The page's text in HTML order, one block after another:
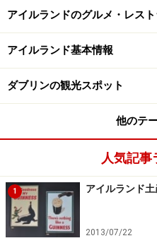
単。その際は「How much
先）？」と聞くと、親切に
料金は運転手さんの横にあ
ますので、目的地に着くま
支払い時のポイントとし
ちょうどで払うことがで
ンド額（余分に出した額）
れをオコンネルストリート
スに持って行くと返金して
アイルランドのグルメ・レス
アイルランド基本情報
ダブリンの観光スポット
他のテ
人気記事
1 アイルランド
2013/07/22